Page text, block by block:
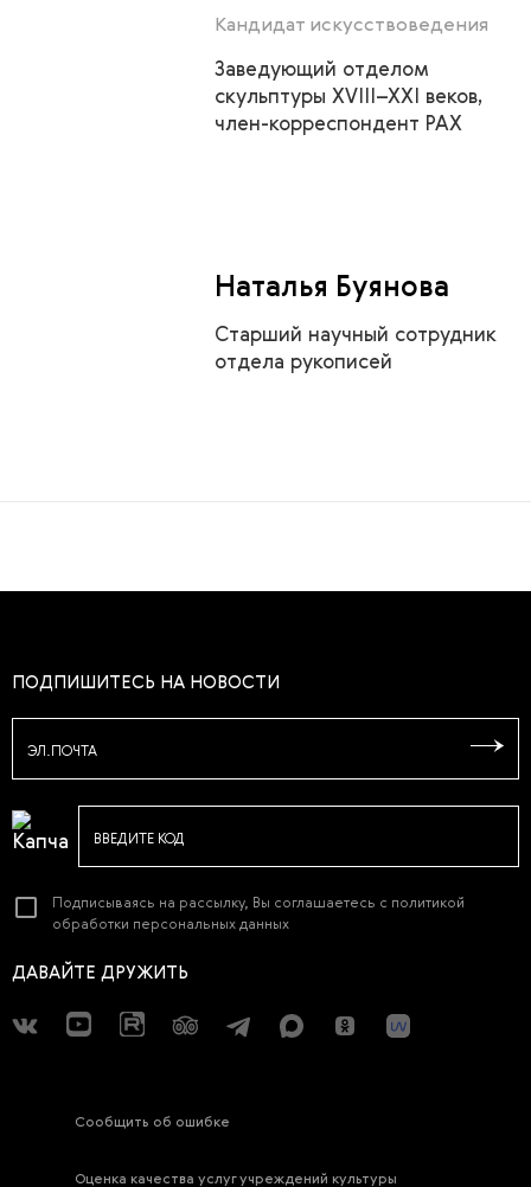
Кандидат искусствоведения
Заведующий отделом
скульптуры XVIII–XXI веков,
член-корреспондент РАХ
Наталья Буянова
Старший научный сотрудник
отдела рукописей
ПОДПИШИТЕСЬ НА НОВОСТИ
ЭЛ.ПОЧТА
ВВЕДИТЕ КОД
Подписываясь на рассылку, Вы соглашаетесь с политикой
обработки персональных данных
ДАВАЙТЕ ДРУЖИТЬ
Сообщить об ошибке
Оценка качества услуг учреждений культуры